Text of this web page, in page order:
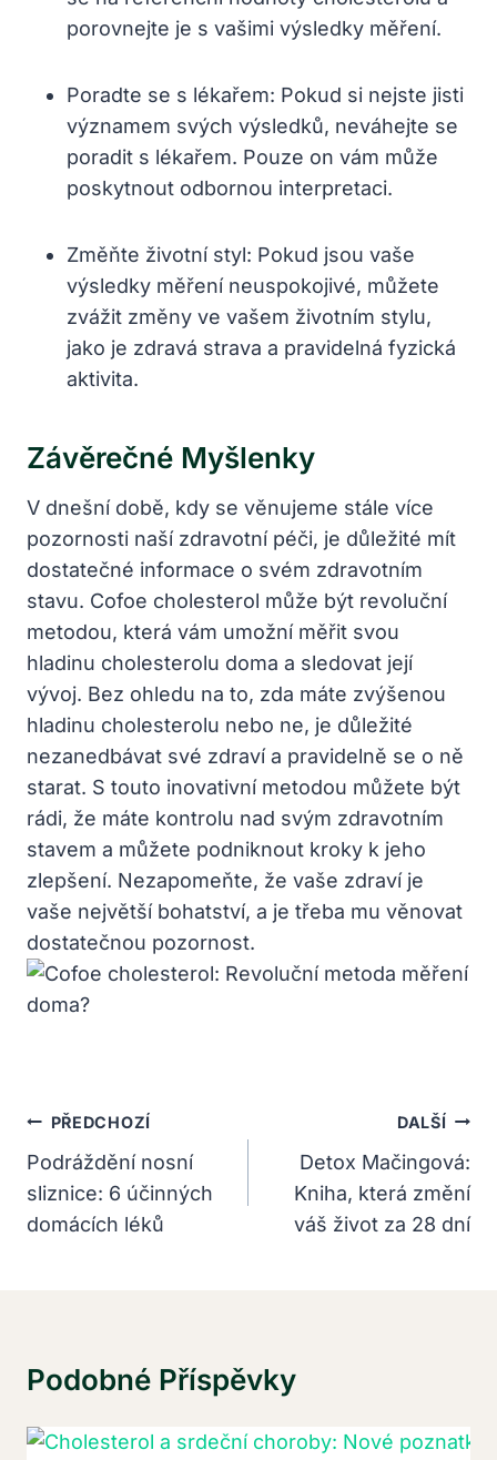
porovnejte je s vašimi výsledky měření.
Poradte se s lékařem: Pokud si nejste jisti
významem svých výsledků, neváhejte se
poradit s lékařem. Pouze on vám může
poskytnout odbornou interpretaci.
Změňte životní styl: Pokud jsou vaše
výsledky měření neuspokojivé, můžete
zvážit změny ve vašem životním stylu,
jako je zdravá strava a pravidelná fyzická
aktivita.
Závěrečné Myšlenky
V dnešní době, kdy se věnujeme stále více
pozornosti naší zdravotní péči, je důležité mít
dostatečné informace o svém zdravotním
stavu. Cofoe cholesterol může být revoluční
metodou, která vám umožní měřit svou
hladinu cholesterolu doma a sledovat její
vývoj. Bez ohledu na to, zda máte zvýšenou
hladinu cholesterolu nebo ne, je důležité
nezanedbávat své zdraví a pravidelně se o ně
starat. S touto inovativní metodou můžete být
rádi, že máte kontrolu nad svým zdravotním
stavem a můžete podniknout kroky k jeho
zlepšení. Nezapomeňte, že vaše zdraví je
vaše největší bohatství, a je třeba mu věnovat
dostatečnou pozornost.
Navigace
Pro
Příspěvek
PŘEDCHOZÍ
Podráždění nosní
sliznice: 6 účinných
domácích léků
DALŠÍ
Detox Mačingová:
Kniha, která změní
váš život za 28 dní
Podobné Příspěvky